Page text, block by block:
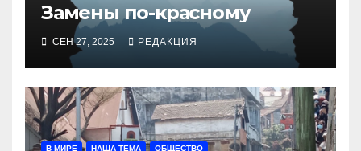
Замены по-красному
СЕН 27, 2025 РЕДАКЦИЯ
В МИРЕ НАША ТЕМА ОБЩЕСТВО